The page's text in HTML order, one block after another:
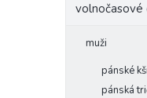
volnočasové
muži
pánské
pánská